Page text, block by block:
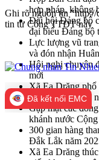
hợp pháp, không
Đại hội Đảng bộ
đại biểu Đảng bộ
Lực lượng vũ
và đón nhận
Hội nghị chuyên
mới
Xã Ea Drăng phổ
số cộng đồng và
Gặp mặt các
khánh nước
300 gian hàng
Đắk Lắk năm
Xã Ea Drăng
Ghi rõ nguồn tin "http://
tin từ Cổng TTĐT này
Đã kết nối EMC